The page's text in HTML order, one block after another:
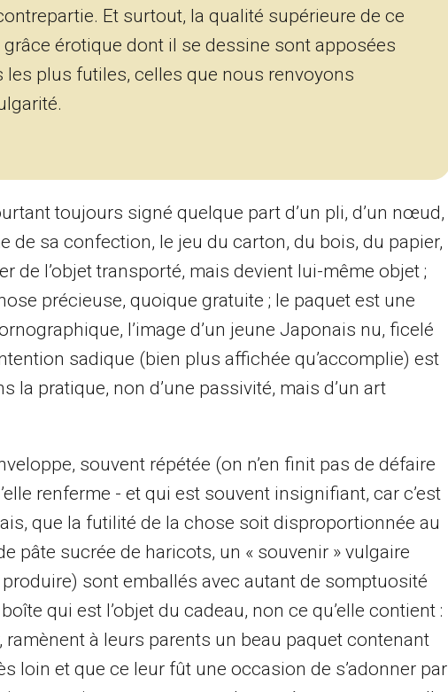
Et surtout, la qualité supérieure de ce
érotique dont il se dessine sont apposées
plus futiles, celles que nous renvoyons
toujours signé quelque part d’un pli, d’un nœud,
de sa confection, le jeu du carton, du bois, du papier,
de l’objet transporté, mais devient lui-même objet ;
précieuse, quoique gratuite ; le paquet est une
l’image d’un jeune Japonais nu, ficelé
sadique (bien plus affichée qu’accomplie) est
pratique, non d’une passivité, mais d’un art
souvent répétée (on n’en finit pas de défaire
renferme - et qui est souvent insignifiant, car c’est
que la futilité de la chose soit disproportionnée au
pâte sucrée de haricots, un « souvenir » vulgaire
sont emballés avec autant de somptuosité
qui est l’objet du cadeau, non ce qu’elle contient :
ramènent à leurs parents un beau paquet contenant
loin et que ce leur fût une occasion de s’adonner par